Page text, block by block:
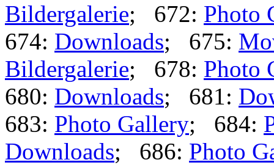
Bildergalerie; 672: Photo
674: Downloads; 675:
Bildergalerie; 678: Photo
680: Downloads; 681:
683: Photo Gallery; 684:
Downloads; 686: Photo